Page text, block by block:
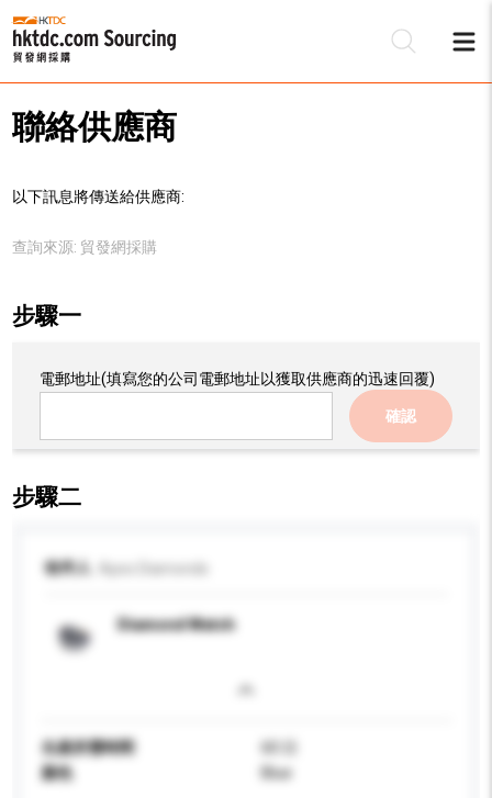
聯絡供應商
以下訊息將傳送給供應商:
查詢來源: 貿發網採購
步驟一
電郵地址(填寫您的公司電郵地址以獲取供應商的迅速回覆)
確認
步驟二
收件人
Diamond Watch
生產所需時間
60 日
顏色
Blue